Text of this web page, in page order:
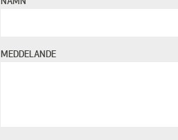
MEDDELANDE